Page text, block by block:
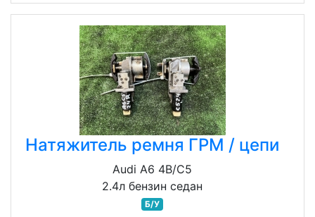
Натяжитель ремня ГРМ / цепи
Audi A6 4B/C5
2.4л бензин седан
Б/У